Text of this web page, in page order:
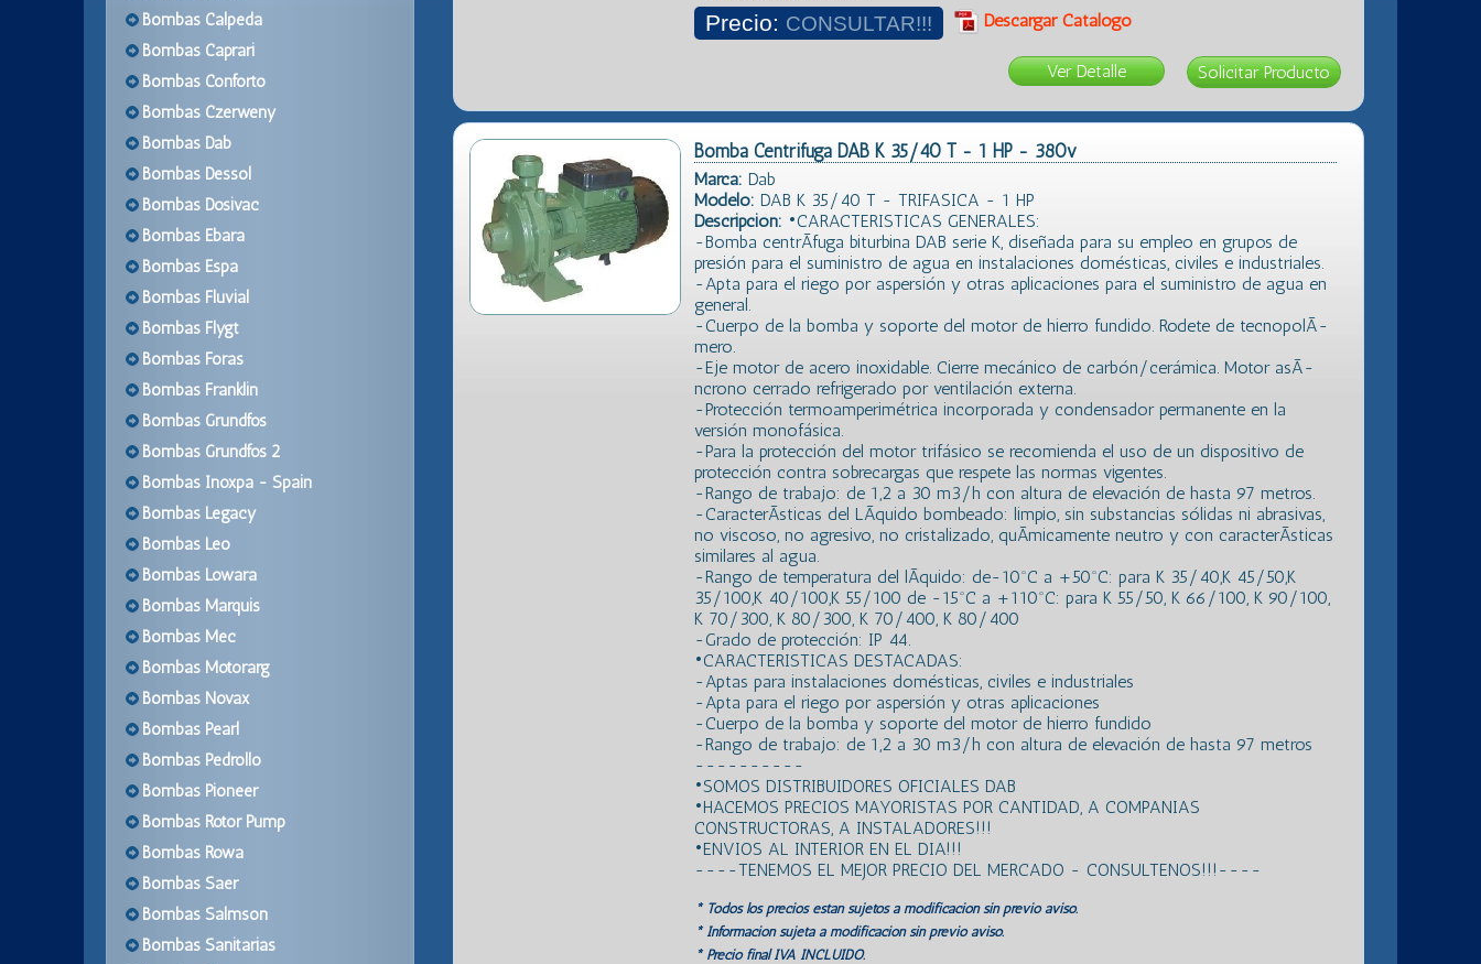
Bombas Calpeda
Bombas Caprari
Bombas Conforto
Bombas Czerweny
Bombas Dab
Bombas Dessol
Bombas Dosivac
Bombas Ebara
Bombas Espa
Bombas Fluvial
Bombas Flygt
Bombas Foras
Bombas Franklin
Bombas Grundfos
Bombas Grundfos 2
Bombas Inoxpa - Spain
Bombas Legacy
Bombas Leo
Bombas Lowara
Bombas Marquis
Bombas Mec
Bombas Motorarg
Bombas Novax
Bombas Pearl
Bombas Pedrollo
Bombas Pioneer
Bombas Rotor Pump
Bombas Rowa
Bombas Saer
Bombas Salmson
Bombas Sanitarias
Precio: CONSULTAR!!! Descargar Catálogo
Ver Detalle
Bomba Centrifuga DAB K 35/40 T - 1 HP - 380v
Marca: Dab
Modelo: DAB K 35/40 T - TRIFASICA - 1 HP
Descripción: •CARACTERISTICAS GENERALES:
-Bomba centrÃ­fuga biturbina DAB serie K, diseñada para su empleo en grupos de
presión para el suministro de agua en instalaciones domésticas, civiles e industriales.
-Apta para el riego por aspersión y otras aplicaciones para el suministro de agua en
general.
-Cuerpo de la bomba y soporte del motor de hierro fundido. Rodete de tecnopolÃ­
mero.
-Eje motor de acero inoxidable. Cierre mecánico de carbón/cerámica. Motor asÃ­
ncrono cerrado refrigerado por ventilación externa.
-Protección termoamperimétrica incorporada y condensador permanente en la
versión monofásica.
-Para la protección del motor trifásico se recomienda el uso de un dispositivo de
protección contra sobrecargas que respete las normas vigentes.
-Rango de trabajo: de 1,2 a 30 m3/h con altura de elevación de hasta 97 metros.
-CaracterÃ­sticas del LÃ­quido bombeado: limpio, sin substancias sólidas ni abrasivas,
no viscoso, no agresivo, no cristalizado, quÃ­micamente neutro y con caracterÃ­sticas
similares al agua.
-Rango de temperatura del lÃ­quido: de-10ºC a +50ºC: para K 35/40,K 45/50,K
35/100,K 40/100,K 55/100 de -15ºC a +110ºC: para K 55/50, K 66/100, K 90/100,
K 70/300, K 80/300, K 70/400, K 80/400
-Grado de protección: IP 44.
•CARACTERISTICAS DESTACADAS:
-Aptas para instalaciones domésticas, civiles e industriales
-Apta para el riego por aspersión y otras aplicaciones
-Cuerpo de la bomba y soporte del motor de hierro fundido
-Rango de trabajo: de 1,2 a 30 m3/h con altura de elevación de hasta 97 metros
----------
•SOMOS DISTRIBUIDORES OFICIALES DAB
•HACEMOS PRECIOS MAYORISTAS POR CANTIDAD, A COMPANIAS
CONSTRUCTORAS, A INSTALADORES!!!
•ENVIOS AL INTERIOR EN EL DIA!!!
----TENEMOS EL MEJOR PRECIO DEL MERCADO - CONSULTENOS!!!----
* Todos los precios estan sujetos a modificación sin previo aviso.
* Información sujeta a modificación sin previo aviso.
* Precio final IVA INCLUIDO.